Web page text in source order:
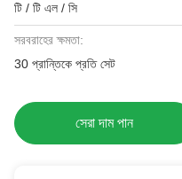
টি / টি এল / সি
সরবরাহের ক্ষমতা:
30 প্রান্তিকে প্রতি সেট
সেরা দাম পান